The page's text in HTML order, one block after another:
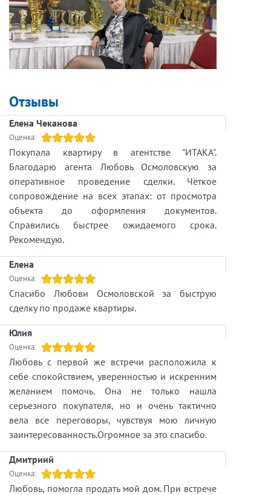
Отзывы
Елена Чеканова
Оценка:
Покупала квартиру в агентстве "ИТАКА".
Благодарю агента Любовь Осмоловскую за
оперативное проведение сделки. Чёткое
сопровождение на всех этапах: от просмотра
объекта до оформления документов.
Справились быстрее ожидаемого срока.
Рекомендую.
Елена
Оценка:
Спасибо Любови Осмоловской за быструю
сделку по продаже квартиры.
Юлия
Оценка:
Любовь с первой же встречи расположила к
себе спокойствием, уверенностью и искренним
желанием помочь. Она не только нашла
серьезного покупателя, но и очень тактично
вела все переговоры, чувствуя мою личную
заинтересованность.Огромное за это спасибо.
Дмитриий
Оценка:
Любовь, помогла продать мой дом. При встрече